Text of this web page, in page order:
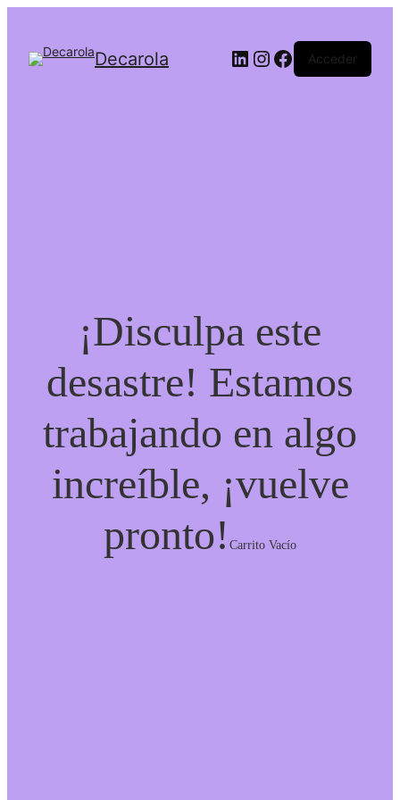
Decarola Acceder
¡Disculpa este
desastre! Estamos
trabajando en algo
increíble, ¡vuelve
pronto!